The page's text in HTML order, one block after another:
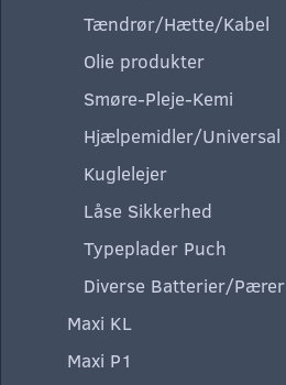
Tændrør/Hætte/Kabel
Olie produkter
Smøre-Pleje-Kemi
Hjælpemidler/Universal
Kuglelejer
Låse Sikkerhed
Typeplader Puch
Diverse Batterier/Pærer
Maxi KL
Maxi P1